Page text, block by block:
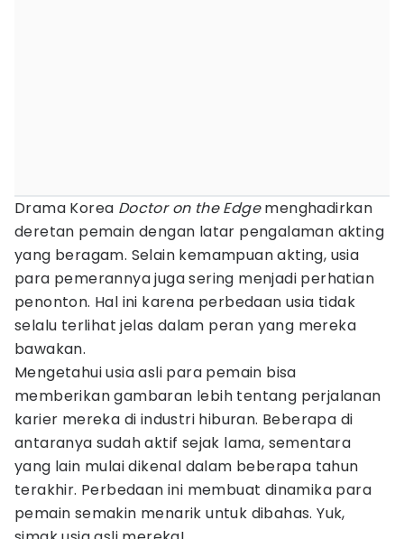
Drama Korea Doctor on the Edgemenghadirkan
deretan pemain dengan latar pengalaman akting
yang beragam. Selain kemampuan akting, usia
para pemerannya juga sering menjadi perhatian
penonton. Hal ini karena perbedaan usia tidak
selalu terlihat jelas dalam peran yang mereka
bawakan.
Mengetahui usia asli para pemain bisa
memberikan gambaran lebih tentang perjalanan
karier mereka di industri hiburan. Beberapa di
antaranya sudah aktif sejak lama, sementara
yang lain mulai dikenal dalam beberapa tahun
terakhir. Perbedaan ini membuat dinamika para
pemain semakin menarik untuk dibahas. Yuk,